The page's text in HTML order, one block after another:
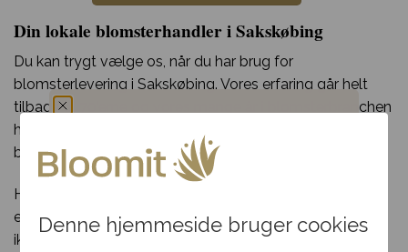
Denne hjemmeside bruger cookies
Din lokale blomsterhandler i Sakskøbing
Du kan trygt vælge os, når du har brug for
blomsterlevering i Sakskøbing. Vores erfaring går helt
tilbage til 70’erne og vores mange år i blomsterbranchen
har sikret os et kæmpe netværk af florister og
blomsterbutikker som vi samarbejder med.
Har du spørgsmål til din bestilling, udvalget af blomster
eller særlige ønsker til din blomsterdekoration? Så tøv
ikke med at kontakte os per telefon eller mail i vores
Du har fået en